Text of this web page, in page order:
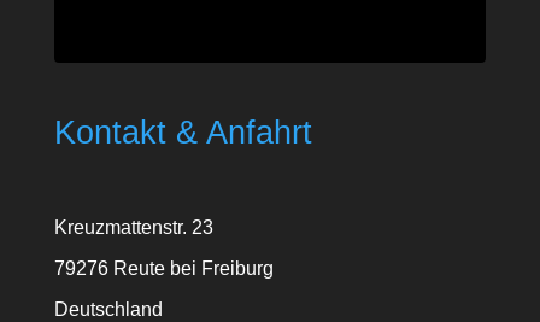
Kontakt & Anfahrt
Kreuzmattenstr. 23
79276 Reute bei Freiburg
Deutschland